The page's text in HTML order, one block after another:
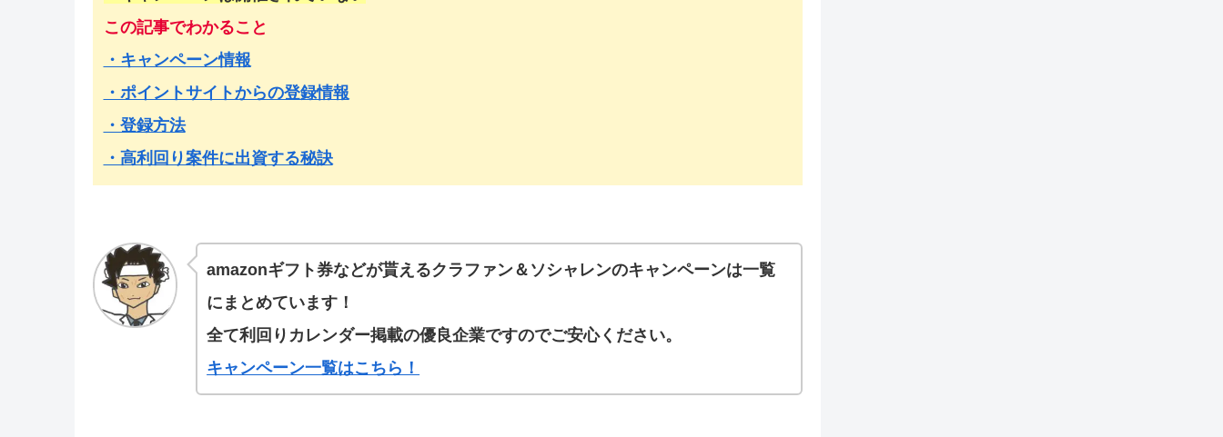
この記事でわかること
・キャンペーン情報
・ポイントサイトからの登録情報
・登録方法
・高利回り案件に出資する秘訣
amazonギフト券などが貰えるクラファン＆ソシャレンのキャンペーンは一覧
にまとめています！
全て利回りカレンダー掲載の優良企業ですのでご安心ください。
キャンペーン一覧はこちら！